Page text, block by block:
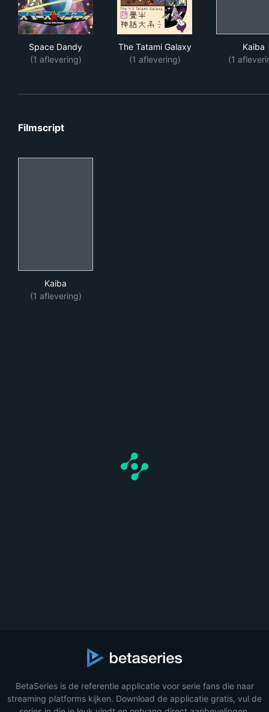
Space Dandy
(1 aflevering)
The Tatami Galaxy
(1 aflevering)
Kaiba
(1
Filmscript
Kaiba
(1 aflevering)
BetaSeries is de referentie applicatie voor serie fans die naar
streaming platforms kijken. Download de applicatie gratis, vul de